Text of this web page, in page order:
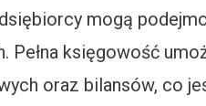
mogą
Pełna księgowość
oraz bilansów, co